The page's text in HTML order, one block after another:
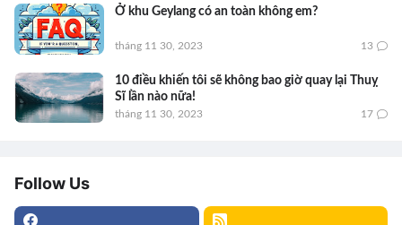
Ở khu Geylang có an toàn không em?
tháng 11 30, 2023 13
10 điều khiến tôi sẽ không bao giờ quay lại Thuỵ
Sĩ lần nào nữa!
tháng 11 30, 2023 17
Follow Us